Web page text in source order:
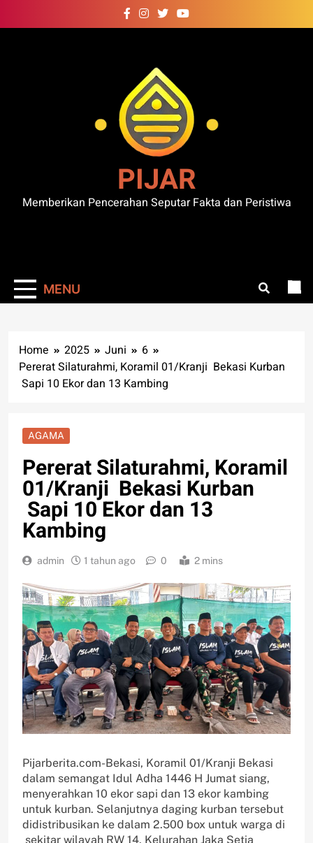
to
PIJAR
Memberikan Pencerahan Seputar Fakta dan Peristiwa
MENU
Home 2025 Juni
6
Pererat Silaturahmi, Koramil 01/Kranji Bekasi Kurban
Sapi 10 Ekor dan 13 Kambing
AGAMA
Pererat Silaturahmi, Koramil
01/Kranji Bekasi Kurban
Sapi 10 Ekor dan 13
Kambing
admin 1 tahun ago 0 2 mins
Pijarberita.com-Bekasi, Koramil 01/Kranji Bekasi
dalam semangat Idul Adha 1446 H Jumat siang,
menyerahkan 10 ekor sapi dan 13 ekor kambing
untuk kurban. Selanjutnya daging kurban tersebut
didistribusikan ke dalam 2.500 box untuk warga di
sekitar wilayah RW 14, Kelurahan Jaka Setia